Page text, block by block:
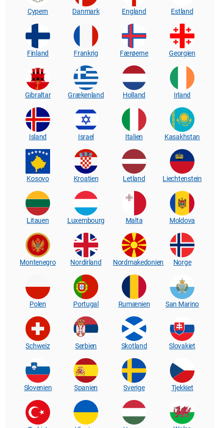
Cypern Danmark England Estland
Finland Frankrig Færøerne Georgien
Gibraltar Grækenland Holland Irland
Island Israel Italien Kasakhstan
Kosovo Kroatien Letland Liechtenstein
Litauen Luxembourg Malta Moldova
Montenegro Nordirland Nordmakedonien Norge
Polen Portugal Rumænien San Marino
Schweiz Serbien Skotland Slovakiet
Slovenien Spanien Sverige Tjekkiet